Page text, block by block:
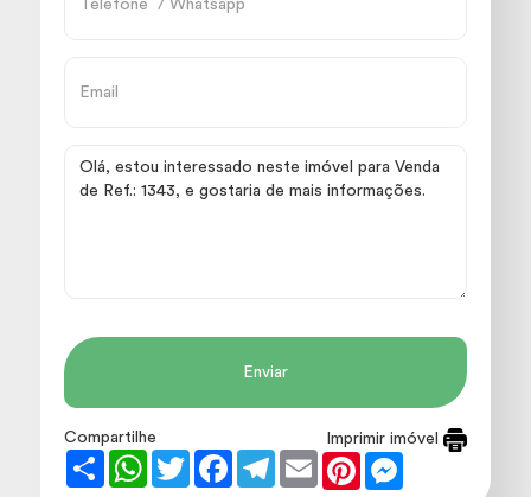
Enviar
Imprimir imóvel
Compartilhe
Share
WhatsApp
TwitterFacebookTelegram
Email PinterestMessenger